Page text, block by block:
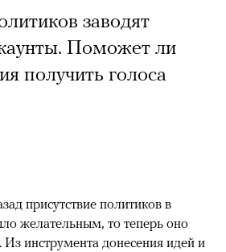
заводят
Поможет ли
получить голоса
присутствие политиков в
желательным, то теперь оно
Из инструмента донесения идей и